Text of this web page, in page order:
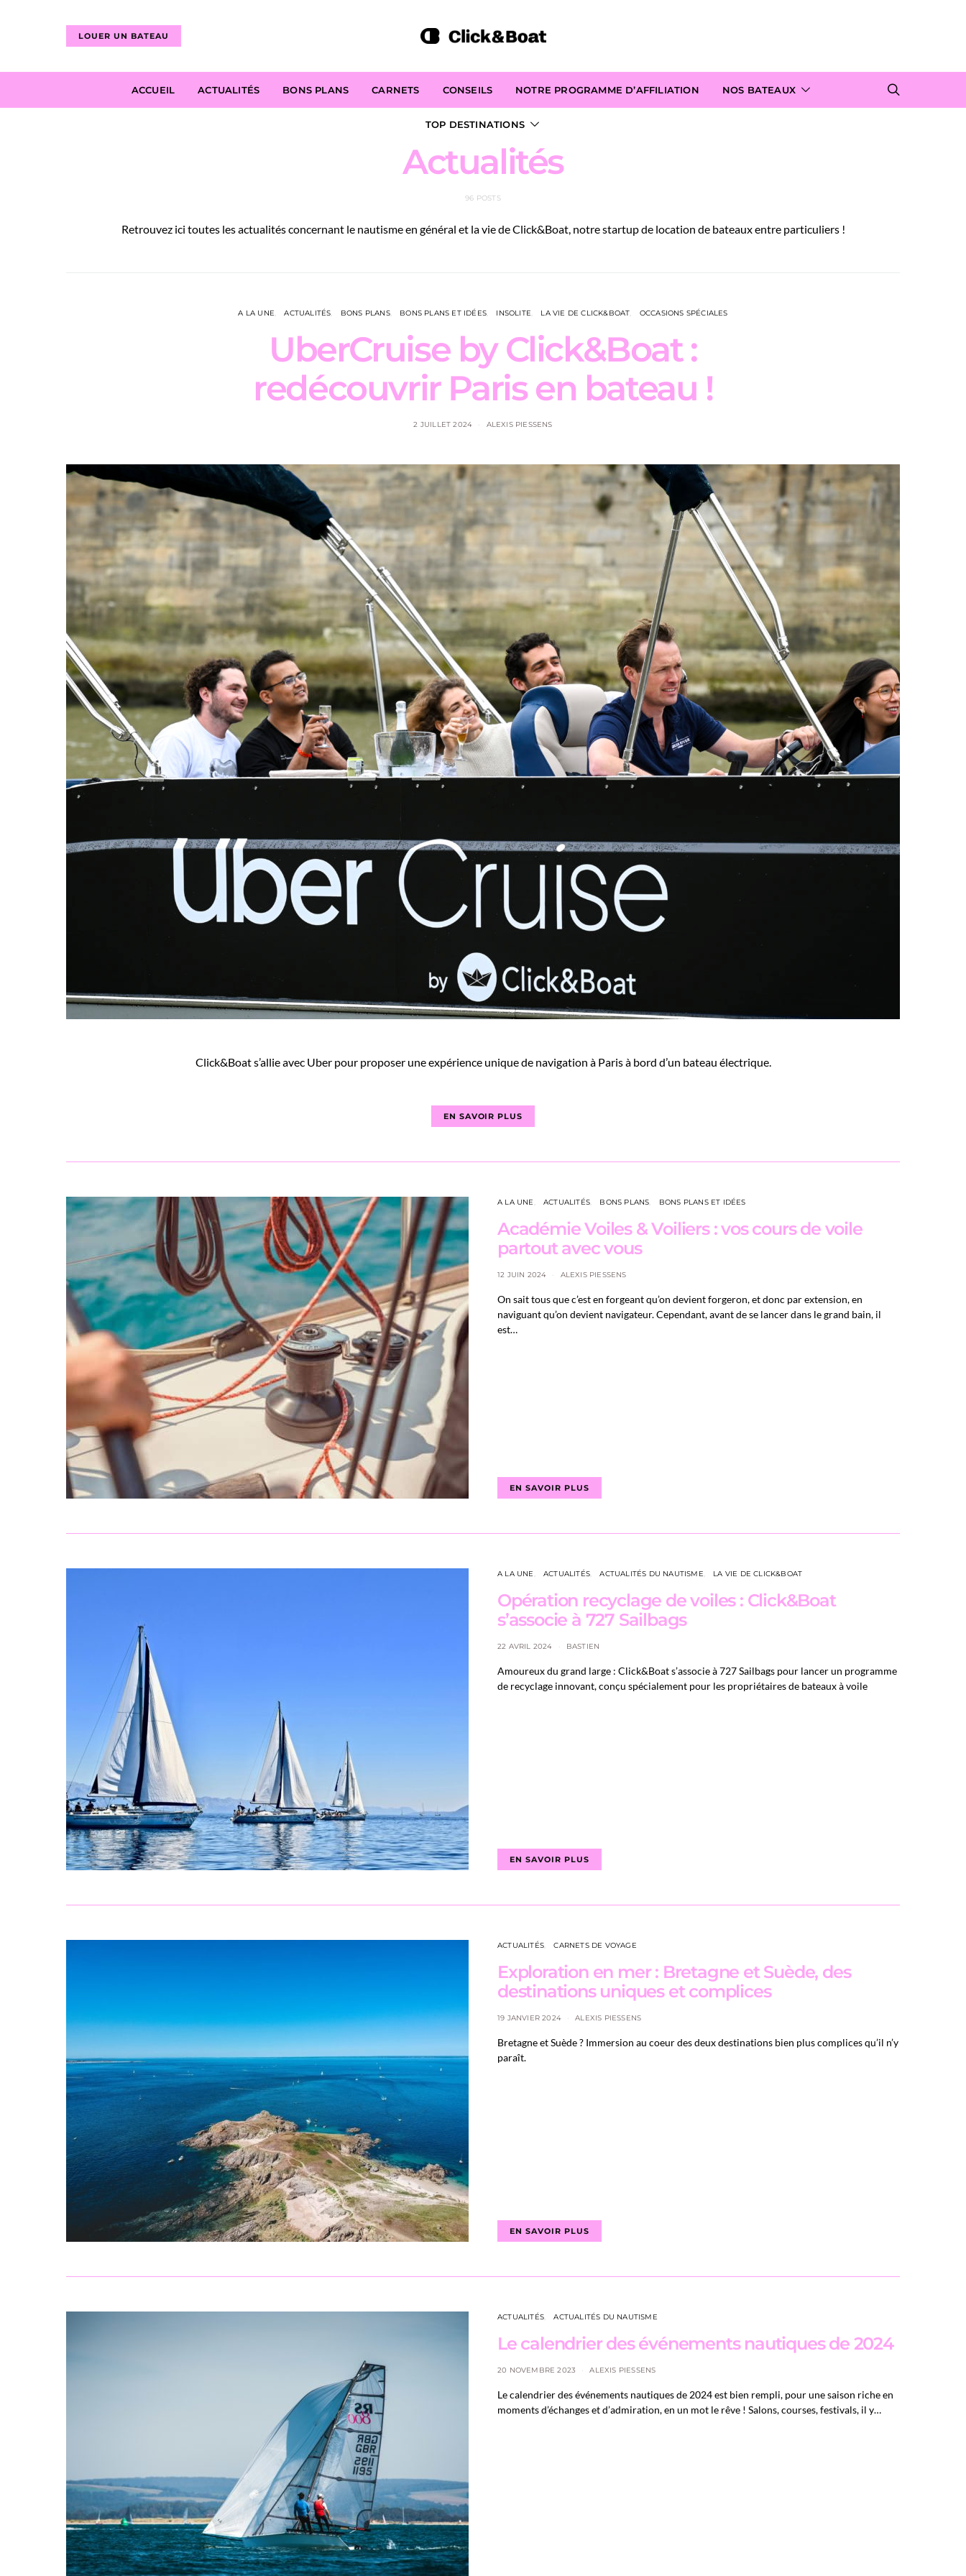
LOUER UN BATEAU
ACCUEIL ACTUALITÉS BONS PLANS CARNETS CONSEILS NOTRE PROGRAMME D’AFFILIATION NOS BATEAUX
TOP DESTINATIONS
Actualités
96 POSTS
Retrouvez ici toutes les actualités concernant le nautisme en général et la vie de Click&Boat, notre startup de location de bateaux entre particuliers !
A LA UNE ACTUALITÉS BONS PLANS BONS PLANS ET IDÉES INSOLITE LA VIE DE CLICK&BOAT OCCASIONS SPÉCIALES
UberCruise by Click&Boat :
redécouvrir Paris en bateau !
2 JUILLET 2024 ALEXIS PIESSENS
Click&Boat s’allie avec Uber pour proposer une expérience unique de navigation à Paris à bord d’un bateau électrique.
EN SAVOIR PLUS
A LA UNE ACTUALITÉS BONS PLANS BONS PLANS ET IDÉES
Académie Voiles & Voiliers : vos cours de voile
partout avec vous
12 JUIN 2024 ALEXIS PIESSENS
On sait tous que c’est en forgeant qu’on devient forgeron, et donc par extension, en
naviguant qu’on devient navigateur. Cependant, avant de se lancer dans le grand bain, il
est…
EN SAVOIR PLUS
A LA UNE ACTUALITÉS ACTUALITÉS DU NAUTISME LA VIE DE CLICK&BOAT
Opération recyclage de voiles : Click&Boat
s’associe à 727 Sailbags
22 AVRIL 2024 BASTIEN
Amoureux du grand large : Click&Boat s’associe à 727 Sailbags pour lancer un programme
de recyclage innovant, conçu spécialement pour les propriétaires de bateaux à voile
EN SAVOIR PLUS
ACTUALITÉS CARNETS DE VOYAGE
Exploration en mer : Bretagne et Suède, des
destinations uniques et complices
19 JANVIER 2024 ALEXIS PIESSENS
Bretagne et Suède ? Immersion au coeur des deux destinations bien plus complices qu’il n’y
paraît.
EN SAVOIR PLUS
ACTUALITÉS ACTUALITÉS DU NAUTISME
Le calendrier des événements nautiques de 2024
20 NOVEMBRE 2023 ALEXIS PIESSENS
Le calendrier des événements nautiques de 2024 est bien rempli, pour une saison riche en
moments d’échanges et d’admiration, en un mot le rêve ! Salons, courses, festivals, il y…